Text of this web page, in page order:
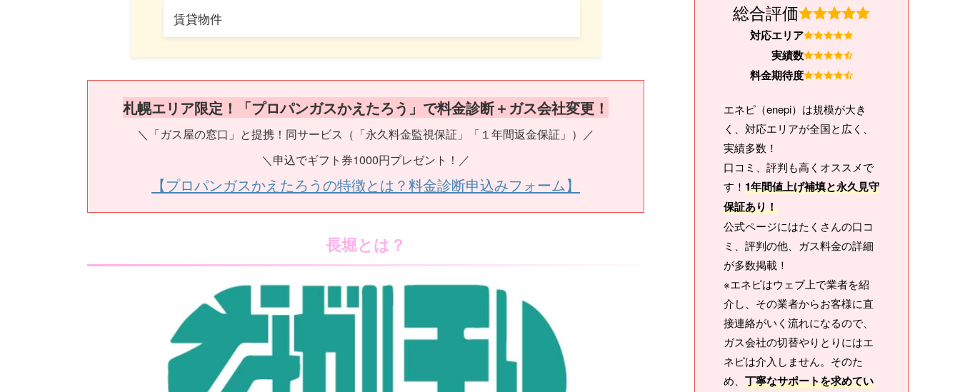
賃貸物件
札幌エリア限定！「プロパンガスかえたろう」で料金診断＋ガス会社変更！
＼「ガス屋の窓口」と提携！同サービス（「永久料金監視保証」「１年間返金保証」）／
＼申込でギフト券1000円プレゼント！／
【プロパンガスかえたろうの特徴とは？料金診断申込みフォーム】
長堀とは？
総合評価
対応エリア
実績数
料金期待度
エネピ（enepi）は規模が大き
く、対応エリアが全国と広く、
実績多数！
口コミ、評判も高くオススメで
す！ 1年間値上げ補填と永久見守
保証あり！
公式ページにはたくさんの口コ
ミ、評判の他、ガス料金の詳細
が多数掲載！
※エネピはウェブ上で業者を紹
介し、その業者からお客様に直
接連絡がいく流れになるので、
ガス会社の切替やりとりにはエ
ネピは介入しません。そのた
め、 丁寧なサポートを求めてい